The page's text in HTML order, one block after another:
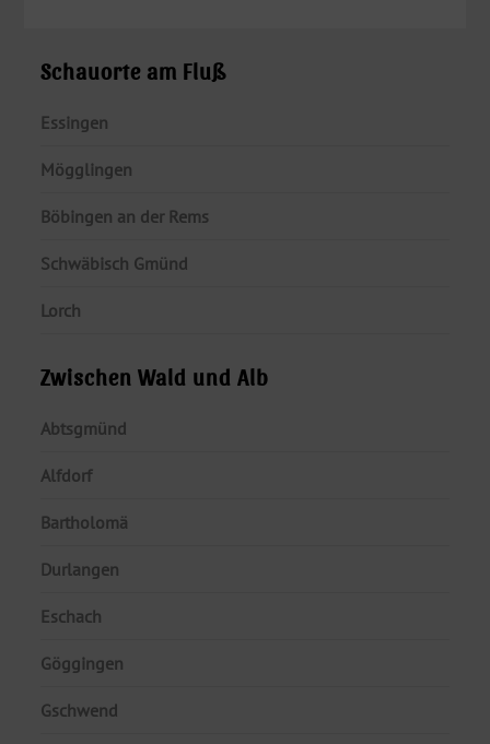
Schauorte am Fluß
Essingen
Mögglingen
Böbingen an der Rems
Schwäbisch Gmünd
Lorch
Zwischen Wald und Alb
Abtsgmünd
Alfdorf
Bartholomä
Durlangen
Eschach
Göggingen
Gschwend